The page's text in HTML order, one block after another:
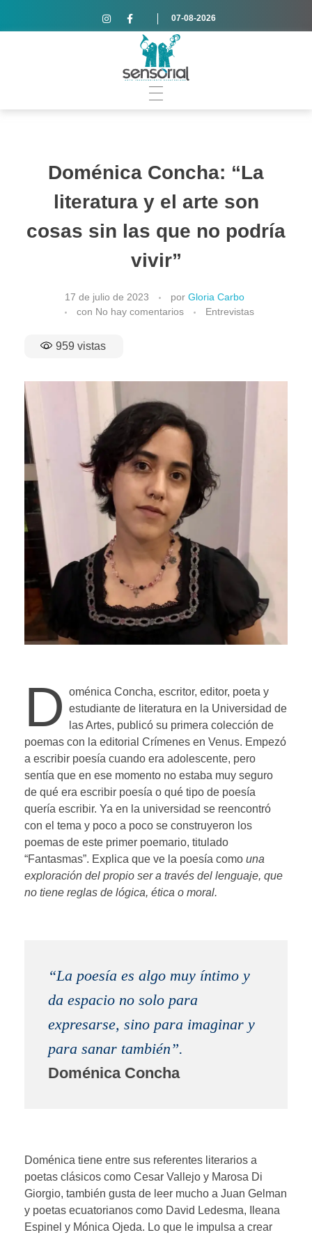
07-08-2026
Doménica Concha: “La
literatura y el arte son
cosas sin las que no podría
vivir”
17 de julio de 2023 por Gloria Carbo
con No hay comentarios Entrevistas
959 vistas
D oménica Concha, escritor, editor, poeta y
estudiante de literatura en la Universidad de
las Artes, publicó su primera colección de
poemas con la editorial Crímenes en Venus. Empezó
a escribir poesía cuando era adolescente, pero
sentía que en ese momento no estaba muy seguro
de qué era escribir poesía o qué tipo de poesía
quería escribir. Ya en la universidad se reencontró
con el tema y poco a poco se construyeron los
poemas de este primer poemario, titulado
“Fantasmas”. Explica que ve la poesía como una
exploración del propio ser a través del lenguaje, que
no tiene reglas de lógica, ética o moral.
“La poesía es algo muy íntimo y
da espacio no solo para
expresarse, sino para imaginar y
para sanar también”.
Doménica Concha
Doménica tiene entre sus referentes literarios a
poetas clásicos como Cesar Vallejo y Marosa Di
Giorgio, también gusta de leer mucho a Juan Gelman
y poetas ecuatorianos como David Ledesma, Ileana
Espinel y Mónica Ojeda. Lo que le impulsa a crear